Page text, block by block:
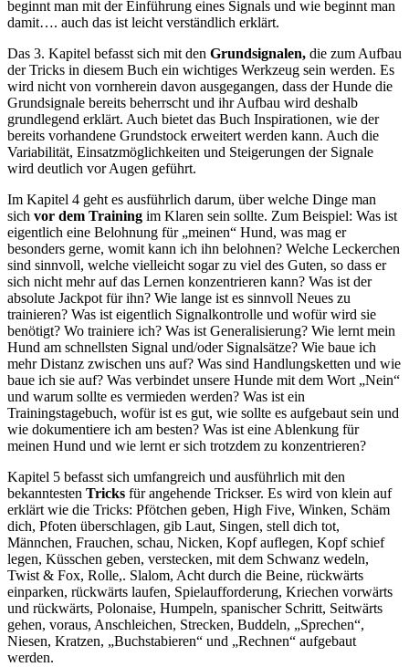
beginnt man mit der Einführung eines Signals und wie beginnt man
damit…. auch das ist leicht verständlich erklärt.
Das 3. Kapitel befasst sich mit den Grundsignalen, die zum Aufbau
der Tricks in diesem Buch ein wichtiges Werkzeug sein werden. Es
wird nicht von vornherein davon ausgegangen, dass der Hunde die
Grundsignale bereits beherrscht und ihr Aufbau wird deshalb
grundlegend erklärt. Auch bietet das Buch Inspirationen, wie der
bereits vorhandene Grundstock erweitert werden kann. Auch die
Variabilität, Einsatzmöglichkeiten und Steigerungen der Signale
wird deutlich vor Augen geführt.
Im Kapitel 4 geht es ausführlich darum, über welche Dinge man
sich vor dem Training im Klaren sein sollte. Zum Beispiel: Was ist
eigentlich eine Belohnung für „meinen“ Hund, was mag er
besonders gerne, womit kann ich ihn belohnen? Welche Leckerchen
sind sinnvoll, welche vielleicht sogar zu viel des Guten, so dass er
sich nicht mehr auf das Lernen konzentrieren kann? Was ist der
absolute Jackpot fürihn? Wie lange ist es sinnvoll Neues zu
trainieren? Was ist eigentlich Signalkontrolle und wofür wird sie
benötigt? Wo trainiere ich? Was ist Generalisierung? Wie lernt mein
Hund am schnellsten Signal und/oder Signalsätze? Wie baue ich
mehr Distanz zwischen uns auf? Was sind Handlungsketten und wie
baue ich sie auf? Was verbindet unsere Hunde mit dem Wort „Nein“
und warum sollte es vermieden werden? Was ist ein
Trainingstagebuch, wofür ist es gut, wie sollte es aufgebaut sein und
wie dokumentiere ich am besten? Was ist eine Ablenkung für
meinen Hund und wie lernt ersich trotzdem zu konzentrieren?
Kapitel 5 befasst sich umfangreich und ausführlich mit den
bekanntesten Tricks für angehende Trickser. Es wird von klein auf
erklärt wie die Tricks: Pfötchen geben, High Five, Winken, Schäm
dich, Pfoten überschlagen, gib Laut, Singen, stell dich tot,
Männchen, Frauchen, schau, Nicken, Kopf auflegen, Kopf schief
legen, Küsschen geben, verstecken, mit dem Schwanz wedeln,
Twist & Fox, Rolle,. Slalom, Acht durch die Beine, rückwärts
einparken, rückwärts laufen, Spielaufforderung, Kriechen vorwärts
und rückwärts, Polonaise, Humpeln, spanischer Schritt, Seitwärts
gehen, voraus, Anschleichen, Strecken, Buddeln, „Sprechen“,
Niesen, Kratzen, „Buchstabieren“ und „Rechnen“ aufgebaut
werden.